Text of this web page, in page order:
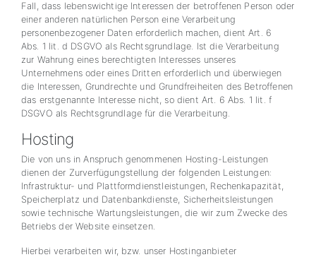
Fall, dass lebenswichtige Interessen der betroffenen Person oder
einer anderen natürlichen Person eine Verarbeitung
personenbezogener Daten erforderlich machen, dient Art. 6
Abs. 1 lit. d DSGVO als Rechtsgrundlage. Ist die Verarbeitung
zur Wahrung eines berechtigten Interesses unseres
Unternehmens oder eines Dritten erforderlich und überwiegen
die Interessen, Grundrechte und Grundfreiheiten des Betroffenen
das erstgenannte Interesse nicht, so dient Art. 6 Abs. 1 lit. f
DSGVO als Rechtsgrundlage für die Verarbeitung.
Hosting
Die von uns in Anspruch genommenen Hosting-Leistungen
dienen der Zurverfügungstellung der folgenden Leistungen:
Infrastruktur- und Plattformdienstleistungen, Rechenkapazität,
Speicherplatz und Datenbankdienste, Sicherheitsleistungen
sowie technische Wartungsleistungen, die wir zum Zwecke des
Betriebs der Website einsetzen.
Hierbei verarbeiten wir, bzw. unser Hostinganbieter